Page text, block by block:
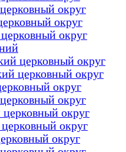
округ
округ
округ
церковный округ
церковный округ
округ
округ
округ
округ
округ